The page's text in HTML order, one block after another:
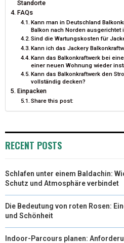
Standorte
FAQs
Kann man in Deutschland
Balkon nach Norden ausgerichtet
Sind die Wartungskosten für
Kann ich das Jackery
Kann das Balkonkraftwerk bei
einer neuen Wohnung wieder
Kann das Balkonkraftwerk den
vollständig decken?
Einpacken
Share this post:
RECENT POSTS
Schlafen unter einem Baldachin:
Schutz und Atmosphäre verbindet
Die Bedeutung von roten Rosen:
und Schönheit
Indoor-Parcours planen: